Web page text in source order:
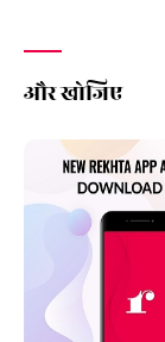
और खोजिए